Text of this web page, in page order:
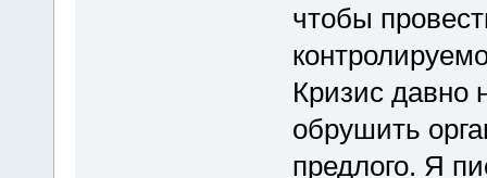
чтобы
Кризис давно
обрушить
предлого. Я